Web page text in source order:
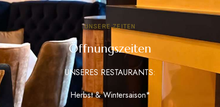
UNSERE ZEITEN
Öffnungszeiten
UNSERES RESTAURANTS:
Herbst & Wintersaison*